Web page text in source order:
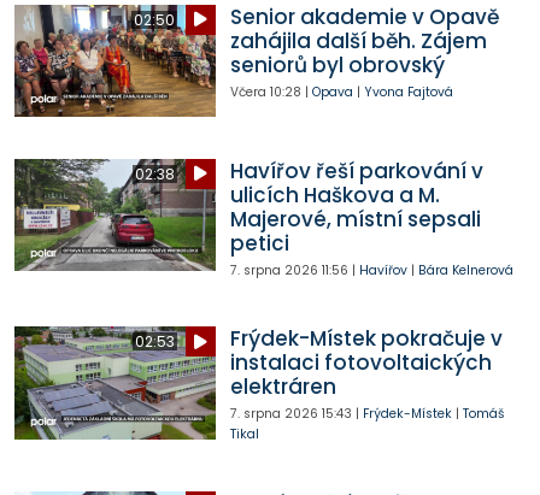
02:50
Senior akademie v Opavě
zahájila další běh. Zájem
seniorů byl obrovský
Včera 10:28 | Opava | Yvona Fajtová
02:38
Havířov řeší parkování v
ulicích Haškova a M.
Majerové, místní sepsali
petici
7. srpna 2026 11:56 | Havířov| Bára Kelnerová
02:53
Frýdek-Místek pokračuje v
instalaci fotovoltaických
elektráren
7. srpna 2026 15:43 | Frýdek-Místek| Tomáš
Tikal